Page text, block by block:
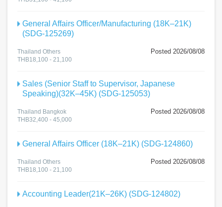
General Affairs Officer/Manufacturing (18K–21K)
(SDG-125269)
Posted 2026/08/08
Thailand Others
THB18,100 - 21,100
Sales (Senior Staff to Supervisor, Japanese
Speaking)(32K–45K) (SDG-125053)
Posted 2026/08/08
Thailand Bangkok
THB32,400 - 45,000
General Affairs Officer (18K–21K) (SDG-124860)
Posted 2026/08/08
Thailand Others
THB18,100 - 21,100
Accounting Leader(21K–26K) (SDG-124802)